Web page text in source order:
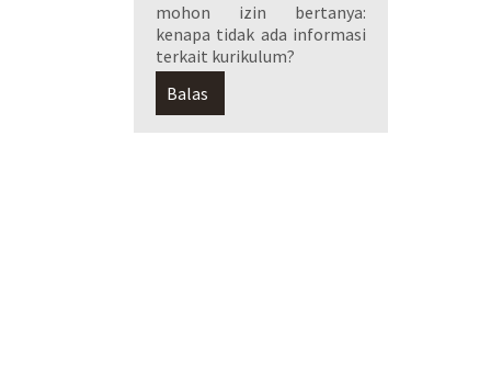
mohon izin bertanya:
kenapa tidak ada informasi
terkait kurikulum?
Balas